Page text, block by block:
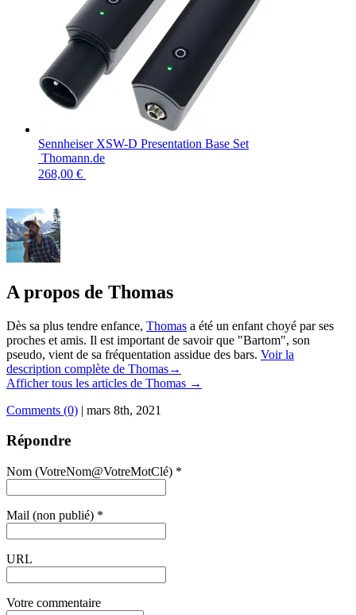
Sennheiser XSW-D Presentation Base Set
Thomann.de
268,00 €
A propos de Thomas
Dès sa plus tendre enfance, Thomas a été un enfant choyé par ses
proches et amis. Il est important de savoir que "Bartom", son
pseudo, vient de sa fréquentation assidue des bars. Voir la
description complète de Thomas→
Afficher tous les articles de Thomas →
Comments (0) | mars 8th, 2021
Répondre
Nom (VotreNom@VotreMotClé) *
Mail (non publié) *
URL
Votre commentaire